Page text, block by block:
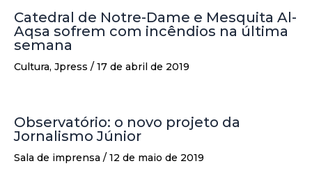
Catedral de Notre-Dame e Mesquita Al-
Aqsa sofrem com incêndios na última
semana
Cultura, Jpress / 17 de abril de 2019
Observatório: o novo projeto da
Jornalismo Júnior
Sala de imprensa / 12 de maio de 2019